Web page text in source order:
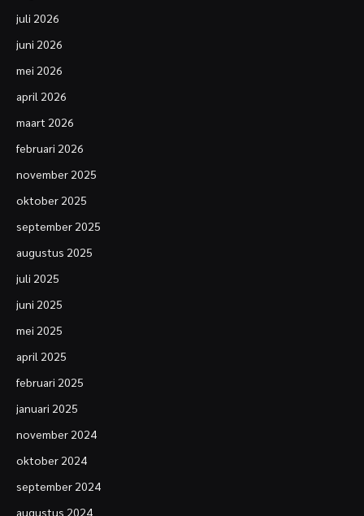
juli 2026
juni 2026
mei 2026
april 2026
maart 2026
februari 2026
november 2025
oktober 2025
september 2025
augustus 2025
juli 2025
juni 2025
mei 2025
april 2025
februari 2025
januari 2025
november 2024
oktober 2024
september 2024
augustus 2024